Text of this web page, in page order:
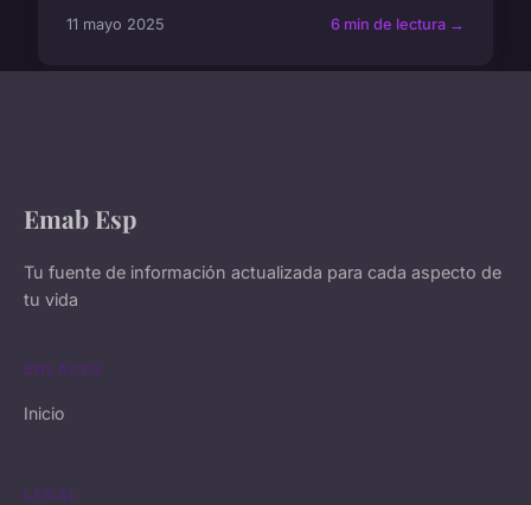
11 mayo 2025 6 min de lectura →
Emab Esp
Tu fuente de información actualizada para cada aspecto de
tu vida
ENLACES
Inicio
LEGAL